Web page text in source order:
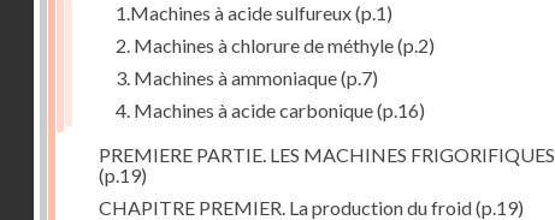
1.Machines à acide sulfureux(p.1)
2. Machines à chlorure de méthyle(p.2)
3. Machines à ammoniaque(p.7)
4. Machines à acide carbonique(p.16)
PREMIERE PARTIE. LES MACHINES FRIGORIFIQUES
(p.19)
CHAPITRE PREMIER. La production du froid(p.19)